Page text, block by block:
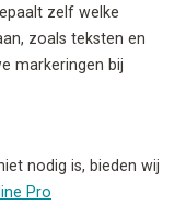
zelf welke
zoals teksten en
markeringen bij
nodig is, bieden wij
Pro